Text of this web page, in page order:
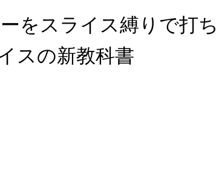
をスライス縛りで打ち
スの新教科書